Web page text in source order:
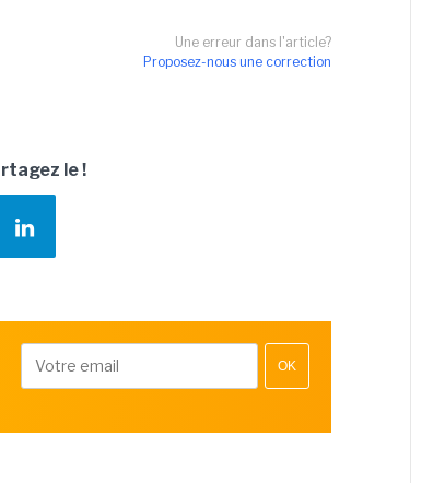
Une erreur dans l'article?
Proposez-nous une correction
le !
OK